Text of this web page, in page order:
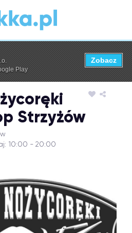
Strzyżów
10:00 - 20:00
Play
Zobacz